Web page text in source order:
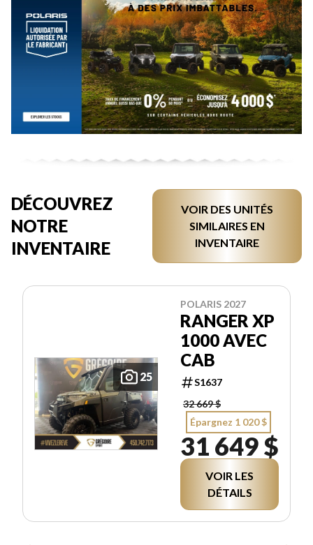
DÉCOUVREZ
NOTRE
INVENTAIRE
VOIR DES UNITÉS
SIMILAIRES EN
INVENTAIRE
25
POLARIS 2027
RANGER XP
1000 AVEC
CAB
S1637
32 669 $
Épargnez 1 020 $
31 649 $
VOIR LES
DÉTAILS